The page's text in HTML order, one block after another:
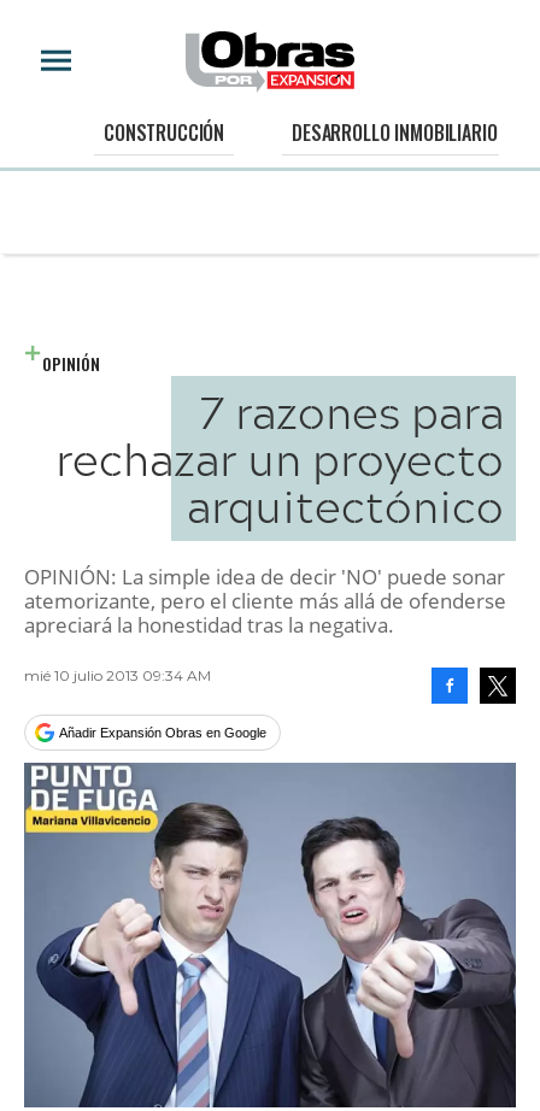
CONSTRUCCIÓN DESARROLLO INMOBILIARIO
OPINIÓN
7 razones para
rechazar un proyecto
arquitectónico
OPINIÓN: La simple idea de decir 'NO' puede sonar
atemorizante, pero el cliente más allá de ofenderse
apreciará la honestidad tras la negativa.
mié 10 julio 2013 09:34 AM
Añadir Expansión Obras en Google